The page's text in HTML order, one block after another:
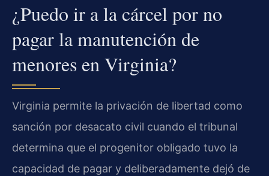
¿Puedo ir a la cárcel por no
pagar la manutención de
menores en Virginia?
Virginia permite la privación de libertad como
sanción por desacato civil cuando el tribunal
determina que el progenitor obligado tuvo la
capacidad de pagar y deliberadamente dejó de